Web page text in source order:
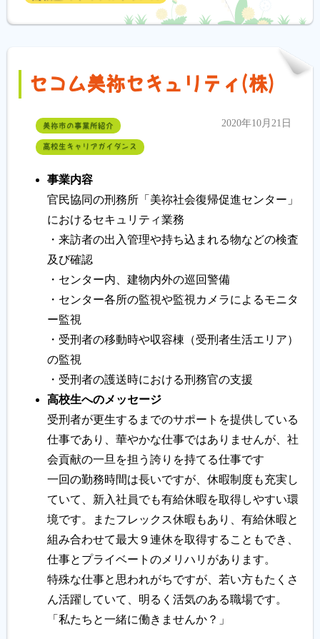
セコム美祢セキュリティ(株)
美祢市の事業所紹介
高校生キャリアガイダンス
2020年10月21日
事業内容
官民協同の刑務所「美祢社会復帰促進センター」
におけるセキュリティ業務
・来訪者の出入管理や持ち込まれる物などの検査
及び確認
・センター内、建物内外の巡回警備
・センター各所の監視や監視カメラによるモニタ
ー監視
・受刑者の移動時や収容棟（受刑者生活エリア）
の監視
・受刑者の護送時における刑務官の支援
高校生へのメッセージ
受刑者が更生するまでのサポートを提供している
仕事であり、華やかな仕事ではありませんが、社
会貢献の一旦を担う誇りを持てる仕事です
一回の勤務時間は長いですが、休暇制度も充実し
ていて、新入社員でも有給休暇を取得しやすい環
境です。またフレックス休暇もあり、有給休暇と
組み合わせて最大９連休を取得することもでき、
仕事とプライベートのメリハリがあります。
特殊な仕事と思われがちですが、若い方もたくさ
ん活躍していて、明るく活気のある職場です。
「私たちと一緒に働きませんか？」